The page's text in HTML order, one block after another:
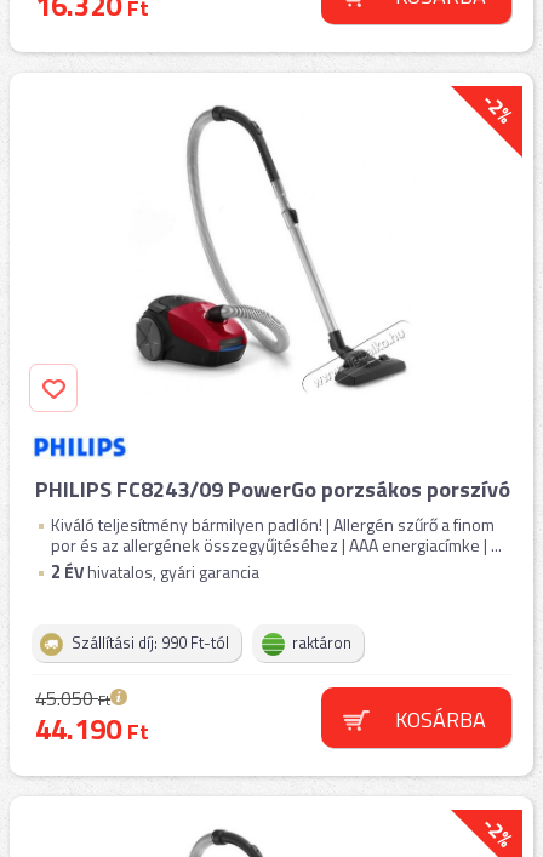
Ft
-2%
PHILIPS FC8243/09 PowerGo porzsákos porszívó
Kiváló teljesítmény bármilyen padlón! | Allergén szűrő a finom
por és az allergének összegyűjtéséhez | AAA energiacímke | ...
2 ÉVhivatalos, gyári garancia
Szállítási díj: 990 Ft-tól raktáron
45.050Ft
44.190Ft KOSÁRBA
-2%